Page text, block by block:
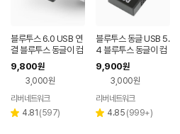
블루투스 6.0 USB 연
결 블루투스 동글이 컴
퓨터 동글 이어폰 무선
수신기 어댑터 동그리
9,800원
3,000원
페이
리버네트워크
별 4.81 리
(597)
블루투스 동글 USB 5.
4 블루투스 동글이 컴
퓨터 연결 무선 수신기
동그리
9,900원
3,000원
페이
리버네트워크
별 4.85 리
(999+)